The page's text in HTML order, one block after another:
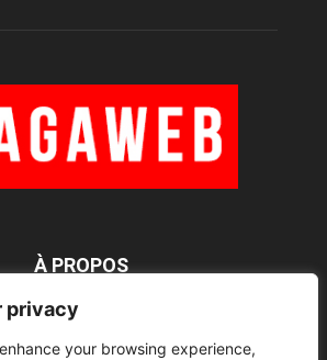
privacy
your browsing experience,
À PROPOS
SUIVEZ NOUS